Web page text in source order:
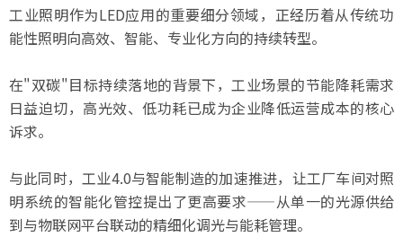
工业照明作为LED应用的重要细分领域，正经历着从传统功
能性照明向高效、智能、专业化方向的持续转型。
在"双碳"目标持续落地的背景下，工业场景的节能降耗需求
日益迫切，高光效、低功耗已成为企业降低运营成本的核心
诉求。
与此同时，工业4.0与智能制造的加速推进，让工厂车间对照
明系统的智能化管控提出了更高要求——从单一的光源供给
到与物联网平台联动的精细化调光与能耗管理。